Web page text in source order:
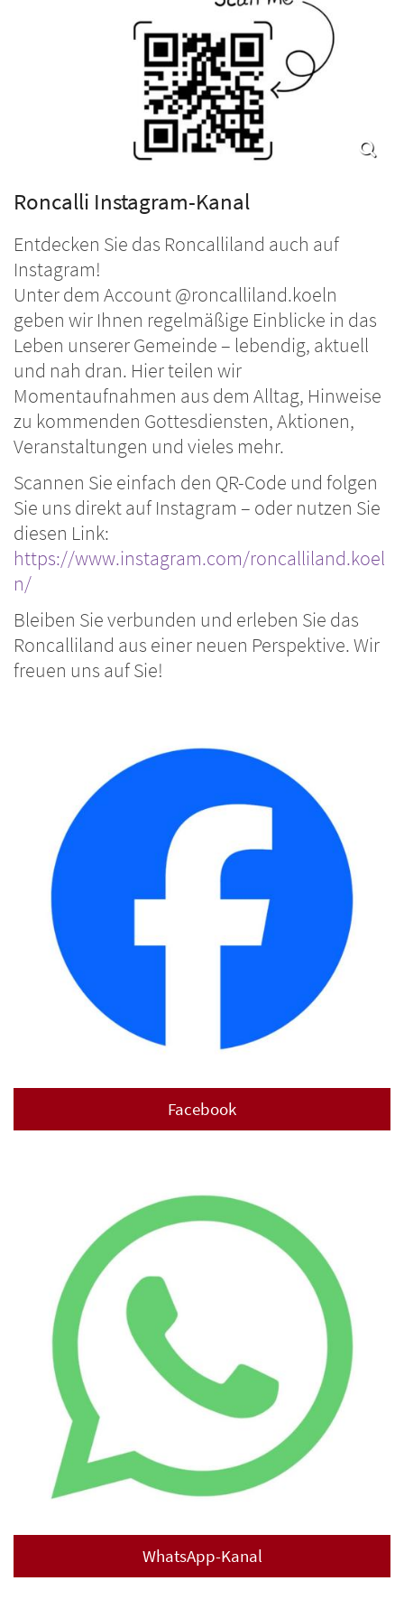
Roncalli Instagram-Kanal
Entdecken Sie das Roncalliland auch auf
Instagram!
Unter dem Account @roncalliland.koeln
geben wir Ihnen regelmäßige Einblicke in das
Leben unserer Gemeinde – lebendig, aktuell
und nah dran. Hier teilen wir
Momentaufnahmen aus dem Alltag, Hinweise
zu kommenden Gottesdiensten, Aktionen,
Veranstaltungen und vieles mehr.
Scannen Sie einfach den QR-Code und folgen
Sie uns direkt auf Instagram – oder nutzen Sie
diesen Link:
https://www.instagram.com/roncalliland.koel
n/
Bleiben Sie verbunden und erleben Sie das
Roncalliland aus einer neuen Perspektive. Wir
freuen uns auf Sie!
Facebook
WhatsApp-Kanal